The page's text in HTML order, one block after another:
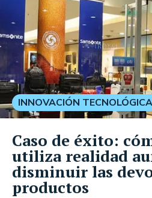
INNOVACIÓN TECNOLÓGICA
Caso de éxito:
utiliza realidad
disminuir las
productos